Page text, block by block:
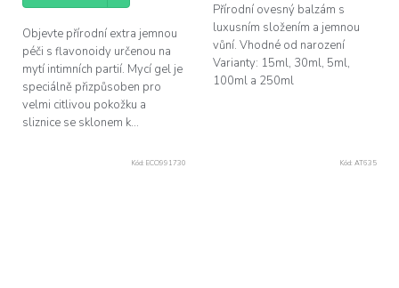
Objevte přírodní extra jemnou
péči s flavonoidy určenou na
mytí intimních partií. Mycí gel je
speciálně přizpůsoben pro
velmi citlivou pokožku a
sliznice se sklonem k...
Přírodní ovesný balzám s
luxusním složením a jemnou
vůní. Vhodné od narození
Varianty: 15ml, 30ml, 5ml,
100ml a 250ml
Kód: ECO991730 Kód: AT635